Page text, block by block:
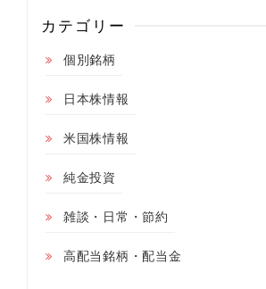
カテゴリー
個別銘柄
日本株情報
米国株情報
純金投資
雑談・日常・節約
高配当銘柄・配当金